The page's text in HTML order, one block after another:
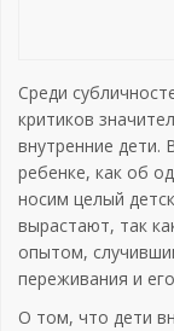
Среди
критиков
внутренние дети.
ребенке, как об
носим целый
вырастают, так
опытом,
переживания и
О том, что дети